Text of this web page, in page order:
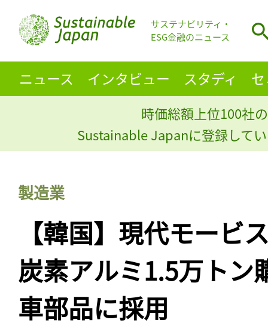
サステナビリティ・
ESG金融のニュース
ニュース インタビュー スタディ
時価総額上位100社
Sustainable Japanに登録して
製造業
【韓国】現代モービ
炭素アルミ1.5万トン
車部品に採用